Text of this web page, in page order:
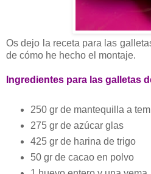
Os dejo la receta para las
de cómo he hecho el montaje.
Ingredientes para las galletas
250 gr de mantequilla a
275 gr de azúcar glas
425 gr de harina de trigo
50 gr de cacao en polvo